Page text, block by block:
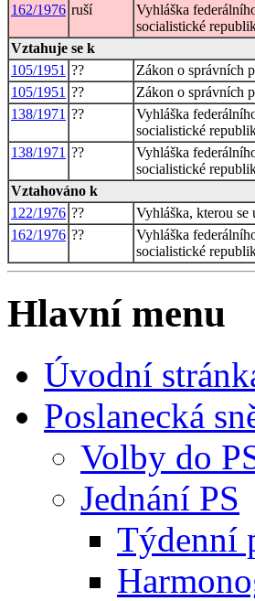
162/1976 ruší
Vyhláška
socialistické
Vztahuje se k
105/1951 ??
Zákon o správních
105/1951 ??
Zákon o správních
138/1971 ??
Vyhláška
socialistické
138/1971 ??
Vyhláška
socialistické
Vztahováno k
122/1976 ??
Vyhláška, kterou
162/1976 ??
Vyhláška
socialistické
Hlavní menu
Úvodní
Poslanecká
Volby do
Jednání PS
Týdenní